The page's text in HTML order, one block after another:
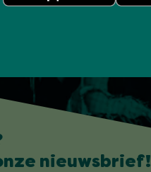
nieuwsbrief!